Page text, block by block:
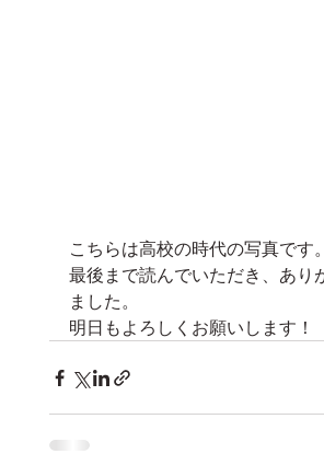
こちらは高校の時代の写真です。
最後まで読んでいただき、あり
ました。
明日もよろしくお願いします！